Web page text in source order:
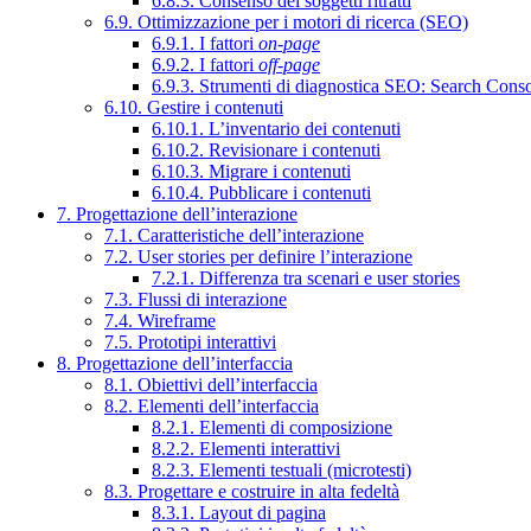
6.9. Ottimizzazione per i motori di ricerca (SEO)
6.9.1. I fattori on-page
6.9.2. I fattori off-page
6.9.3. Strumenti di diagnostica SEO: Search
6.10. Gestire i contenuti
6.10.1. L’inventario dei contenuti
6.10.2. Revisionare i contenuti
6.10.3. Migrare i contenuti
6.10.4. Pubblicare i contenuti
7. Progettazione dell’interazione
7.1. Caratteristiche dell’interazione
7.2. User stories per definire l’interazione
7.2.1. Differenza tra scenari e user stories
7.3. Flussi di interazione
7.4. Wireframe
7.5. Prototipi interattivi
8. Progettazione dell’interfaccia
8.1. Obiettivi dell’interfaccia
8.2. Elementi dell’interfaccia
8.2.1. Elementi di composizione
8.2.2. Elementi interattivi
8.2.3. Elementi testuali (microtesti)
8.3. Progettare e costruire in alta fedeltà
8.3.1. Layout di pagina